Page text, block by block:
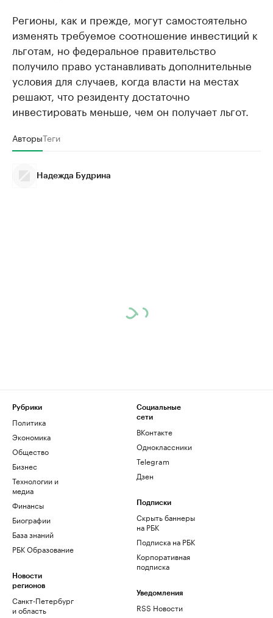
Регионы, как и прежде, могут самостоятельно
изменять требуемое соотношение инвестиций к
льготам, но федеральное правительство
получило право устанавливать дополнительные
условия для случаев, когда власти на местах
решают, что резиденту достаточно
инвестировать меньше, чем он получает льгот.
АвторыТеги
Надежда Будрина
Рубрики
Политика
Экономика
Общество
Бизнес
Технологии и
медиа
Финансы
Биографии
База знаний
РБК Образование
Новости
регионов
Санкт-Петербург
и область
Социальные
сети
ВКонтакте
Одноклассники
Telegram
Дзен
Подписки
Скрыть баннеры
на РБК
Подписка на РБК
Корпоративная
подписка
Уведомления
RSS Новости